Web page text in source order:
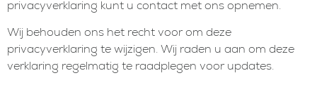
privacyverklaring kunt u contact met ons opnemen.
Wij behouden ons het recht voor om deze
privacyverklaring te wijzigen. Wij raden u aan om deze
verklaring regelmatig te raadplegen voor updates.